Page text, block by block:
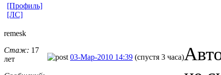
[Профиль]
[ЛС]
remesk
Стаж: 17
лет
03-Мар-2010 14:39 (спустя 3 часа)